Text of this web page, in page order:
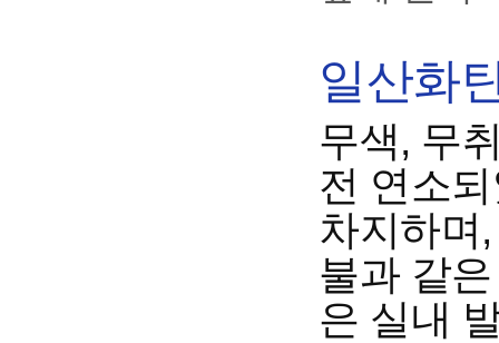
일산화
무색, 무
전 연소
차지하며
불과 같
은 실내